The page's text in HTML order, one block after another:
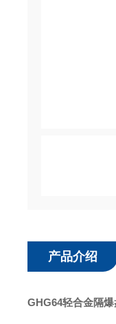
产品介绍
GHG64轻合金隔爆